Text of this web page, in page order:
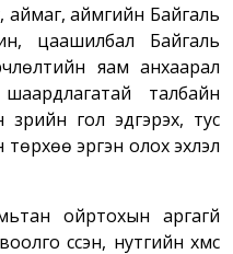
аймаг, аймгийн Байгаль
цаашилбал Байгаль
яам анхаарал
талбайн
зүрийн гол эдгэрэх, тус
эргэн олох эхлэл
ойртохын аргагүй
үүссэн, нутгийн хүмүүс